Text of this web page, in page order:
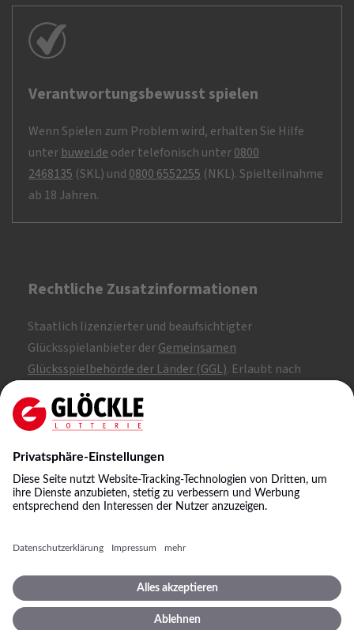
Verantwortungsbewusst spielen
Wenn Spielen zum Problem wird, erhalten Sie Hilfe
unter buwei.de oder telefonisch unter0800
2468135 (SKL) und 0800 6552255 (NKL). Spielteilnahme
ab 18 Jahren.
Rechtliche Zusatzinformationen
Staatlich lizenzierter und beaufsichtigter
Glücksspielanbieter derGemeinsamen
Glücksspielbehörde der Länder (GGL). Erlaubt nach
Whitelist.
SKL: 1, 2, 3
NKL: A, B, C
& Co. KG
Spielbedingungen
Datenschutzeinstellungen